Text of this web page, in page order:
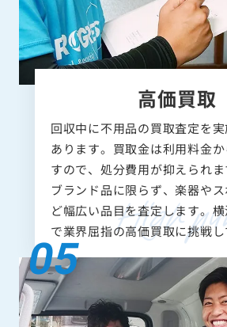
高価買取
回収中に不用品の買取査定を
あります。買取金は利用料金
すので、処分費用が抑えられ
ブランド品に限らず、楽器や
ど幅広い品目を査定します。
で業界屈指の高価買取に挑戦